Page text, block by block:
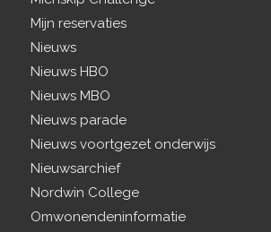
Mijn reservaties
Nieuws
Nieuws HBO
Nieuws MBO
Nieuws parade
Nieuws voortgezet onderwijs
Nieuwsarchief
Nordwin College
Omwonendeninformatie